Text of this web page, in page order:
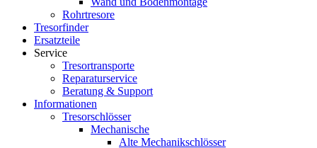
Rohrtresore
Tresorfinder
Ersatzteile
Service
Tresortransporte
Reparaturservice
Beratung & Support
Informationen
Tresorschlösser
Mechanische
Alte Mechanikschlösser